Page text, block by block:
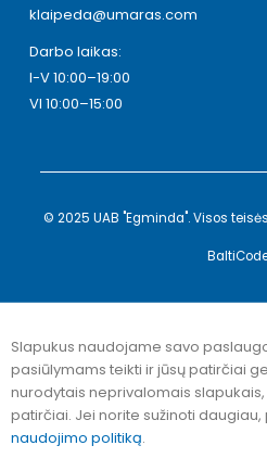
klaipeda@umaras.com
Darbo laikas:
I-V 10:00–19:00
VI 10:00–15:00
© 2025 UAB "Egminda". Visos
Slapukus naudojame savo
pasiūlymams teikti ir jūsų patirčiai
nurodytais neprivalomais
patirčiai. Jei norite sužinoti daugiau,
naudojimo politiką.